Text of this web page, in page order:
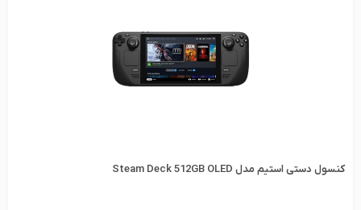
کنسول دستی استیم مدل Steam Deck 512GB OLED